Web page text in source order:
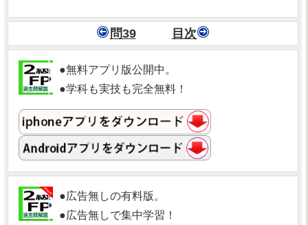
問39 目次
●無料アプリ版公開中。
●学科も実技も完全無料！
●広告無しの有料版。
●広告無しで集中学習！